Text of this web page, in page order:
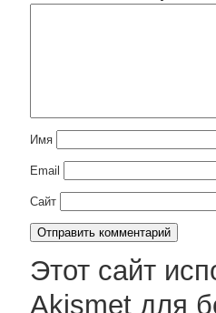
Имя
Email
Сайт
Этот сайт
Akismet для